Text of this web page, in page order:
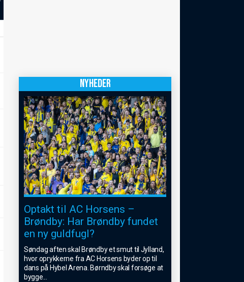
NYHEDER
Optakt til AC Horsens –
Brøndby: Har Brøndby fundet
en ny guldfugl?
Søndag aften skal Brøndby et smut til Jylland,
hvor oprykkerne fra AC Horsens byder op til
dans på Hybel Arena. Børndby skal forsøge at
bygge...